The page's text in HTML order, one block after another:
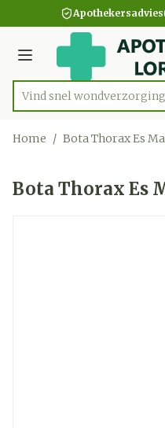
Ga naar de inhoudApothekersadvies
Menu
Product, merk,
Vind snel wondverzorgin
Home / Bota Thorax Es
Bota Thorax Es